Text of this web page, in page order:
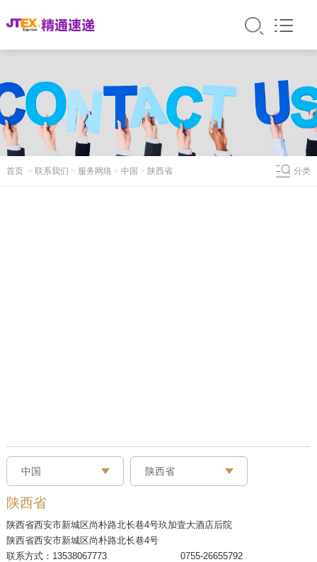
首页> 联系我们 > 服务网络 > 中国 > 陕西省 分类
中国
中国
陕西省
美国东部
美国西部
陕西省
陕西省西安市新城区尚朴路北长巷4号玖加壹大酒店后院
陕西省西安市新城区尚朴路北长巷4号
联系方式：13538067773 0755-26655792